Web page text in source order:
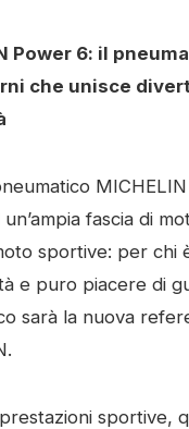
Power 6: il
che unisce
fascia di
sportive: per chi
e puro piacere di
sarà la nuova
sportive,